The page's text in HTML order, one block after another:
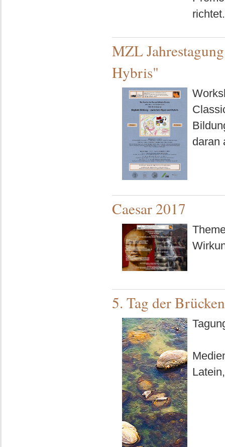
MZL
Hybris"
daran
Caesar 2017
5. Tag der